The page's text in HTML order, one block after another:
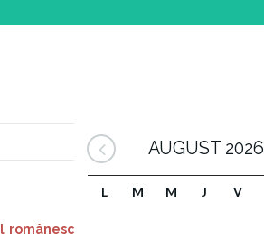
românesc
AUGUST 2026
L M M J V